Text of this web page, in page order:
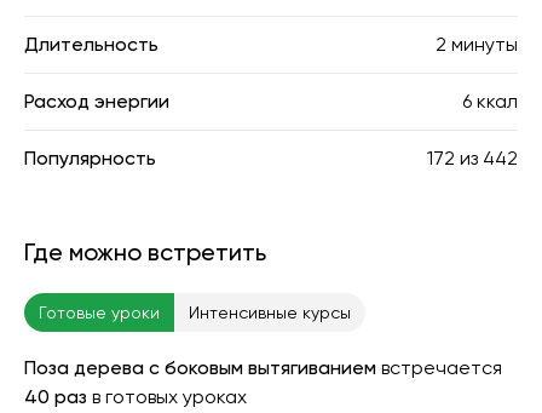
Длительность 2 минуты
Расход энергии 6 ккал
Популярность 172 из 442
Где можно встретить
Готовые уроки Интенсивные курсы
Поза дерева с боковым вытягиванием встречается
40 раз в готовых уроках